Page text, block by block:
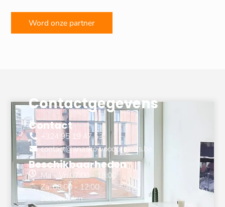
Word onze partner
Contactgegevens
Contact
+324 95 19 47 53
contact@anaskowoodprojects.be
Beschikbaarheden
Ma - Vr: 07:00 - 18:00
Za: 08:00 - 12:00
Zo: Gesloten